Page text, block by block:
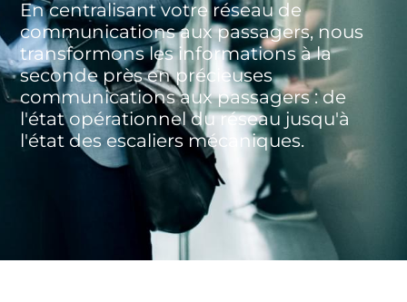
En centralisant votre réseau de
communications aux passagers, nous
transformons les informations à la
seconde près en précieuses
communications aux passagers : de
l'état opérationnel du réseau jusqu'à
l'état des escaliers mécaniques.